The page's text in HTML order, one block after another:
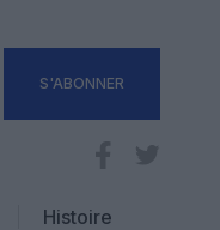
S'ABONNER
Histoire